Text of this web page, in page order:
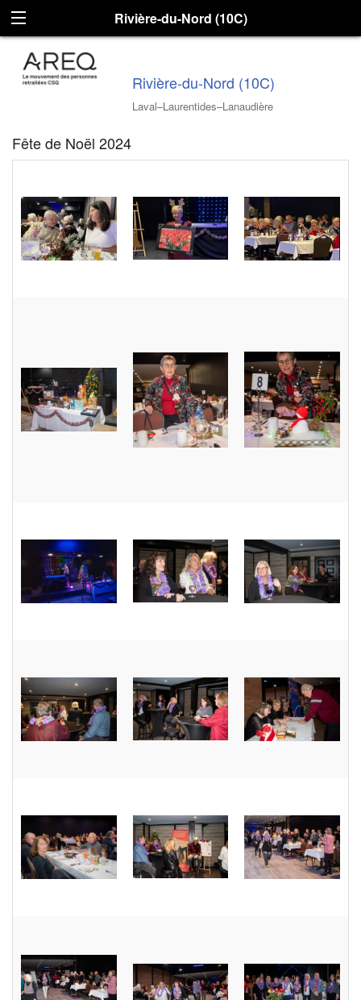
Rivière-du-Nord (10C)
Rivière-du-Nord (10C)
Laval–Laurentides–Lanaudière
Fête de Noël 2024